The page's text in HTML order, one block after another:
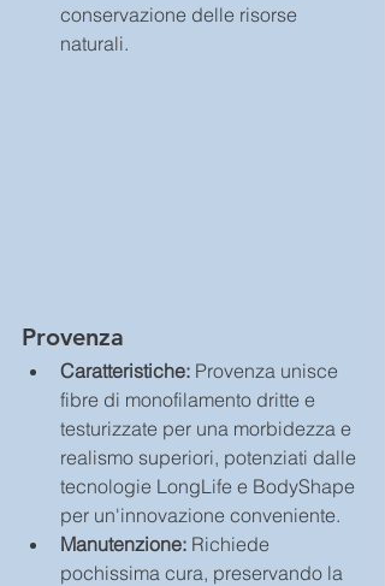
conservazione delle risorse
naturali.
Provenza
Caratteristiche: Provenza unisce
fibre di monofilamento dritte e
testurizzate per una morbidezza e
realismo superiori, potenziati dalle
tecnologie LongLife e BodyShape
per un'innovazione conveniente.
Manutenzione: Richiede
pochissima cura, preservando la